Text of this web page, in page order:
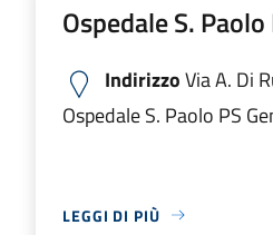
Ospedale S.
IndirizzoVia A. Di
Ospedale S. Paolo PS
LEGGI DI PIÙ